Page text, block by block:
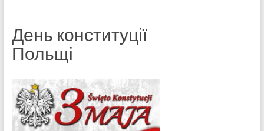
День конституції
Польщі